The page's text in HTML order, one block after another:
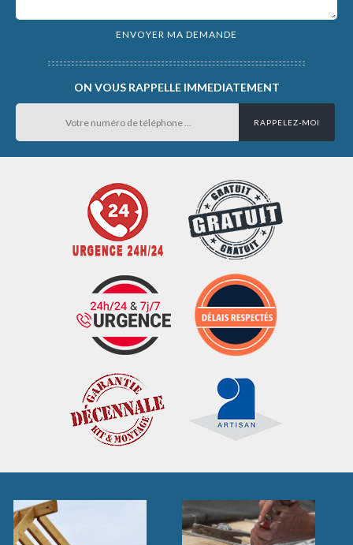
ON VOUS RAPPELLE IMMEDIATEMENT